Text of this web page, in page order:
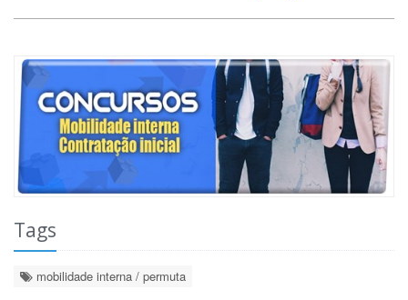
Tags
mobilidade interna / permuta